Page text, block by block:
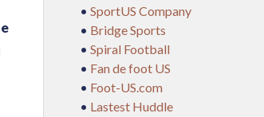
• SportUS Company
• Bridge Sports
• Spiral Football
• Fan de foot US
• Foot-US.com
• Lastest Huddle